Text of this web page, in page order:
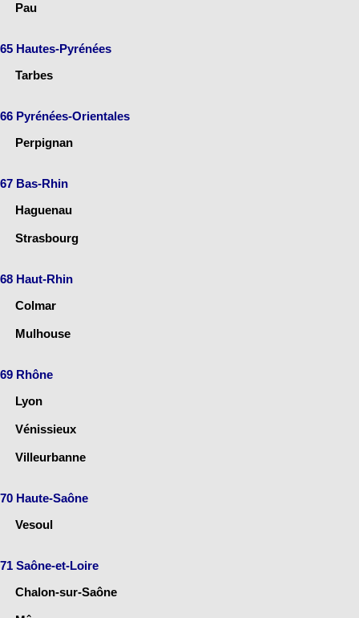
Pau
65 Hautes-Pyrénées
Tarbes
66 Pyrénées-Orientales
Perpignan
67 Bas-Rhin
Haguenau
Strasbourg
68 Haut-Rhin
Colmar
Mulhouse
69 Rhône
Lyon
Vénissieux
Villeurbanne
70 Haute-Saône
Vesoul
71 Saône-et-Loire
Chalon-sur-Saône